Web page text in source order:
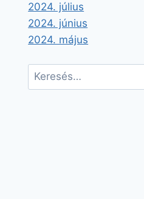
2024. július
2024. június
2024. május
Keresés: